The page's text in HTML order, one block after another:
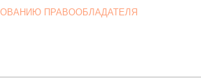
ПРАВООБЛАДАТЕЛЯ